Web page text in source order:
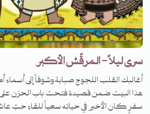
سرى ليلاً - المرقّش الأكبر
أغالبك القلب اللجوج صبابة وشوقاً إلى
هذا البيت ضمن قصيدة فتحت باب الحزن على
سفرٍ كان الأخير في حياته سعياً للقاء حبّ